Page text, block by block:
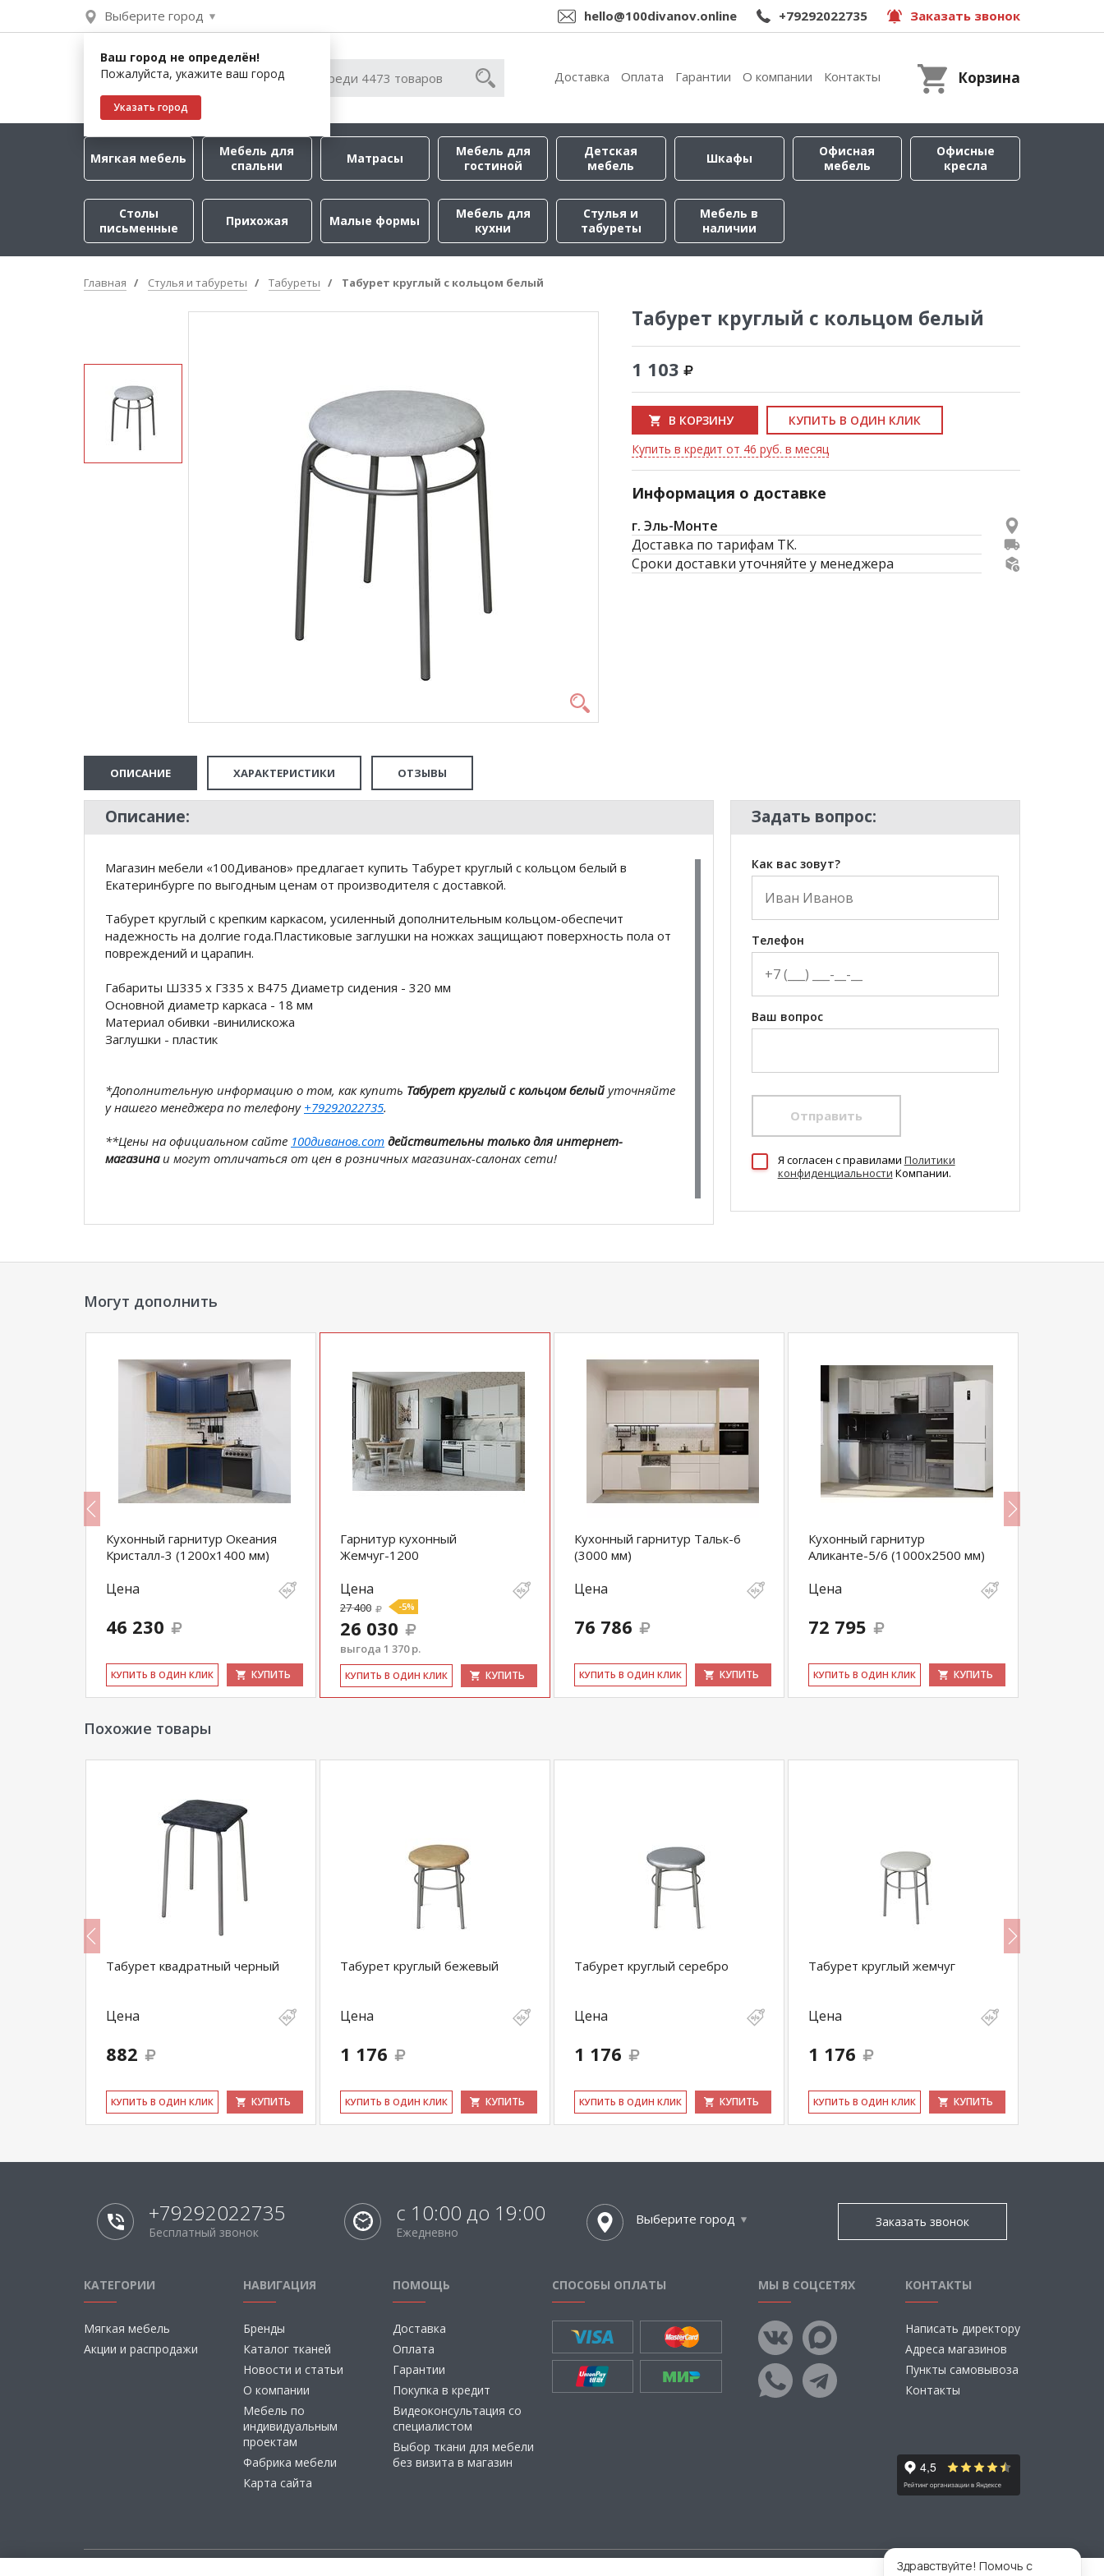
Выберите город
Ваш город не определён!
Пожалуйста, укажите ваш город
Указать город
hello@100divanov.online +79292022735 Заказать звонок
Доставка Оплата Гарантии О компании Контакты Корзина
Мягкая мебель
Мебель для
спальни
Матрасы
Мебель для
гостиной
Детская
мебель
Шкафы
Офисная
мебель
Офисные
кресла
Столы
письменные
Прихожая Малые формы
Мебель для
кухни
Стулья и
табуреты
Мебель в
наличии
Главная Стулья и табуреты Табуреты Табурет круглый с кольцом белый
Табурет круглый с кольцом белый
1 103
В КОРЗИНУ
КУПИТЬ В ОДИН КЛИК
Купить в кредит от 46 руб. в месяц
Информация о доставке
г. Эль-Монте
Доставка по тарифам ТК.
Сроки доставки уточняйте у менеджера
ОПИСАНИЕ ХАРАКТЕРИСТИКИ ОТЗЫВЫ
Описание:
Магазин мебели «100Диванов» предлагает купить Табурет круглый с кольцом белый в
Екатеринбурге по выгодным ценам от производителя с доставкой.
Табурет круглый с крепким каркасом, усиленный дополнительным кольцом-обеспечит
надежность на долгие года.Пластиковые заглушки на ножках защищают поверхность пола от
повреждений и царапин.
Габариты Ш335 х Г335 х В475 Диаметр сидения - 320 мм
Основной диаметр каркаса - 18 мм
Материал обивки -винилискожа
Заглушки - пластик
*Дополнительную информацию о том, как купить Табурет круглый с кольцом белый уточняйте
у нашего менеджера по телефону +79292022735.
**Цены на официальном сайте 100диванов.com действительны только для интернет-
магазинаи могут отличаться от цен в розничных магазинах-салонах сети!
Задать вопрос:
Как вас зовут?
Телефон
Ваш вопрос
Отправить
Я согласен c правилами Политики
конфиденциальности Компании.
Могут дополнить
Кухонный гарнитур Океания
Кристалл-3 (1200х1400 мм)
Цена
46 230
КУ­ПИТЬ В ОДИН КЛИК КУПИТЬ
Гарнитур кухонный
Жемчуг-1200
Цена
27 400 -5%
26 030
выгода 1 370 р.
КУ­ПИТЬ В ОДИН КЛИК КУПИТЬ
Кухонный гарнитур Тальк-6
(3000 мм)
Цена
76 786
КУ­ПИТЬ В ОДИН КЛИК КУПИТЬ
Кухонный гарнитур
Аликанте-5/6 (1000х2500 мм)
Цена
72 795
КУ­ПИТЬ В ОДИН КЛИК КУПИТЬ
Похожие товары
Табурет квадратный черный
Цена
882
КУ­ПИТЬ В ОДИН КЛИК КУПИТЬ
Табурет круглый бежевый
Цена
1 176
КУ­ПИТЬ В ОДИН КЛИК КУПИТЬ
Табурет круглый серебро
Цена
1 176
КУ­ПИТЬ В ОДИН КЛИК КУПИТЬ
Табурет круглый жемчуг
Цена
1 176
КУ­ПИТЬ В ОДИН КЛИК КУПИТЬ
+79292022735
Бесплатный звонок
с 10:00 до 19:00
Ежедневно
Выберите город Заказать звонок
КАТЕГОРИИ
Мягкая мебель
Акции и распродажи
НАВИГАЦИЯ
Бренды
Каталог тканей
Новости и статьи
О компании
Мебель по
индивидуальным
проектам
Фабрика мебели
Карта сайта
ПОМОЩЬ
Доставка
Оплата
Гарантии
Покупка в кредит
Видеоконсультация со
специалистом
Выбор ткани для мебели
без визита в магазин
СПОСОБЫ ОПЛАТЫ МЫ В СОЦСЕТЯХ КОНТАКТЫ
Написать директору
Адреса магазинов
Пункты самовывоза
Контакты
Здравствуйте! Помочь с